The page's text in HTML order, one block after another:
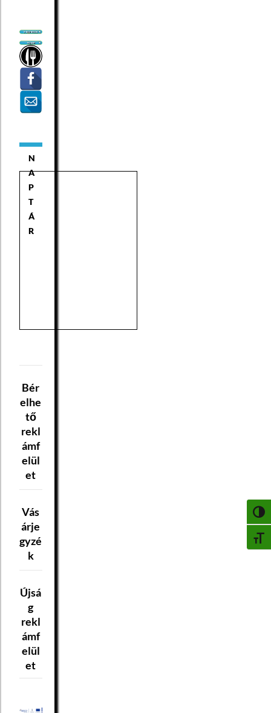
N
A
P
T
Á
R
Bér
elhe
tő
rekl
ámf
elül
et
Vás
árje
gyzé
k
Újsá
g
rekl
ámf
elül
et